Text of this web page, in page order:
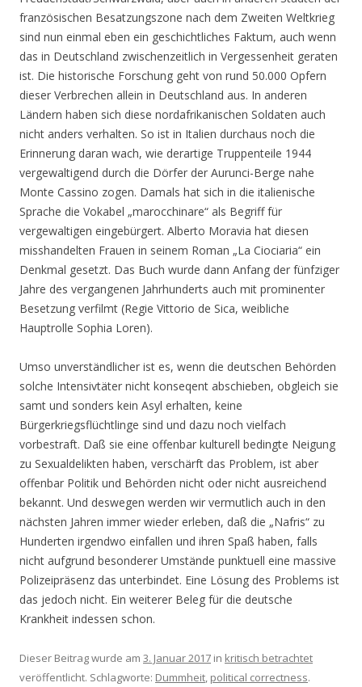
französischen Besatzungszone nach dem Zweiten Weltkrieg
sind nun einmal eben ein geschichtliches Faktum, auch wenn
das in Deutschland zwischenzeitlich in Vergessenheit geraten
ist. Die historische Forschung geht von rund 50.000 Opfern
dieser Verbrechen allein in Deutschland aus. In anderen
Ländern haben sich diese nordafrikanischen Soldaten auch
nicht anders verhalten. So ist in Italien durchaus noch die
Erinnerung daran wach, wie derartige Truppenteile 1944
vergewaltigend durch die Dörfer der Aurunci-Berge nahe
Monte Cassino zogen. Damals hat sich in die italienische
Sprache die Vokabel „marocchinare“ als Begriff für
vergewaltigen eingebürgert. Alberto Moravia hat diesen
misshandelten Frauen in seinem Roman „La Ciociaria“ ein
Denkmal gesetzt. Das Buch wurde dann Anfang der fünfziger
Jahre des vergangenen Jahrhunderts auch mit prominenter
Besetzung verfilmt (Regie Vittorio de Sica, weibliche
Hauptrolle Sophia Loren).
Umso unverständlicher ist es, wenn die deutschen Behörden
solche Intensivtäter nicht konseqent abschieben, obgleich sie
samt und sonders kein Asyl erhalten, keine
Bürgerkriegsflüchtlinge sind und dazu noch vielfach
vorbestraft. Daß sie eine offenbar kulturell bedingte Neigung
zu Sexualdelikten haben, verschärft das Problem, ist aber
offenbar Politik und Behörden nicht oder nicht ausreichend
bekannt. Und deswegen werden wir vermutlich auch in den
nächsten Jahren immer wieder erleben, daß die „Nafris“ zu
Hunderten irgendwo einfallen und ihren Spaß haben, falls
nicht aufgrund besonderer Umstände punktuell eine massive
Polizeipräsenz das unterbindet. Eine Lösung des Problems ist
das jedoch nicht. Ein weiterer Beleg für die deutsche
Krankheit indessen schon.
Dieser Beitrag wurde am 3. Januar 2017 in kritisch betrachtet
veröffentlicht. Schlagworte: Dummheit, political correctness.